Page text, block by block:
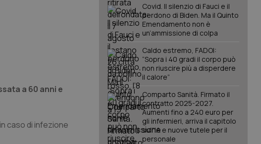
a 60 anni e
caso di infezione
Covid. Il silenzio di Fauci e il
perdono di Biden. Ma il Quinto
Emendamento non è
un’ammissione di colpa
Caldo estremo, FADOI:
“Sopra i 40 gradi il corpo può
non riuscire più a disperdere
il calore”
Comparto Sanità. Firmato il
contratto 2025-2027.
Aumenti fino a 240 euro per
gli infermieri, arriva il capitolo
sull'IA e nuove tutele per il
personale